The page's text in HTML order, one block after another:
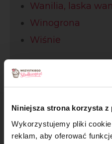
Niniejsza strona korzysta z
Wykorzystujemy pliki
reklam, aby oferować
Wanilia, laska
Winogrona
Wiśnie
MATERIAŁY
STRONIE